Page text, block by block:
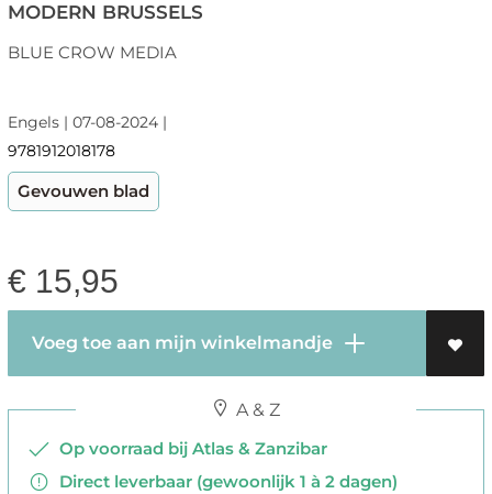
MODERN BRUSSELS
BLUE CROW MEDIA
Engels | 07-08-2024 |
9781912018178
Gevouwen blad
€ 15,95
Voeg toe aan mijn winkelmandje
A & Z
Op voorraad bij Atlas & Zanzibar
Direct leverbaar (gewoonlijk 1 à 2 dagen)